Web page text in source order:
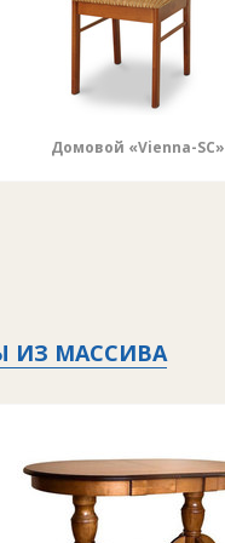
Домовой «Vienna-SC»
ИЗ МАССИВА